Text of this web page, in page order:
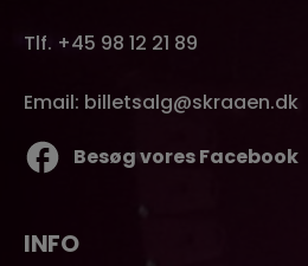
Tlf. +45 98 12 21 89
Email: billetsalg@skraaen.dk
Besøg vores Facebook
INFO